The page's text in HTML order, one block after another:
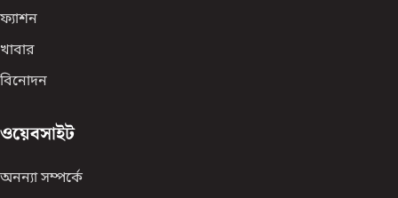
ফ্যাশন
খাবার
বিনোদন
ওয়েবসাইট
অনন্যা সম্পর্কে